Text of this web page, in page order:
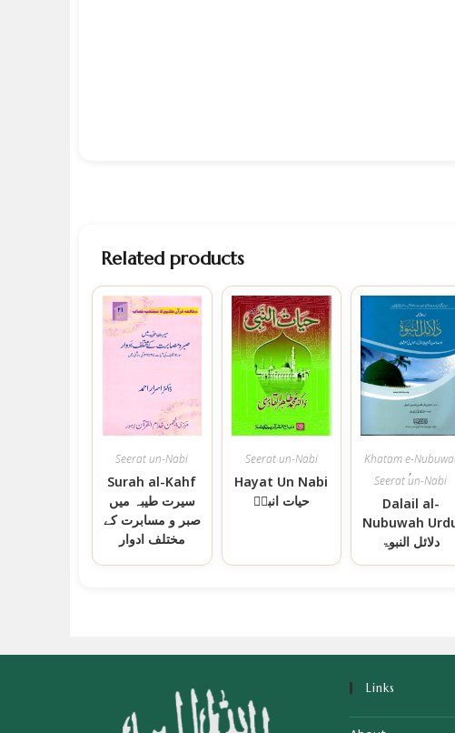
Related products
Seerat un-Nabi
Surah al-Kahf
سیرت طیبہ میں
صبر و مسابرت کے
مختلف ادوار
Seerat un-Nabi
Hayat Un Nabi
حیات انبیۖ
Khatam e-
,
Seerat un-Nabi
Dalail al-
Nubuwah
دلائل النبوۃ
Links